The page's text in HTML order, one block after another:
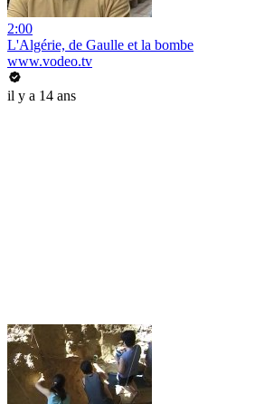
2:00
L'Algérie, de Gaulle et la bombe
www.vodeo.tv
il y a 14 ans